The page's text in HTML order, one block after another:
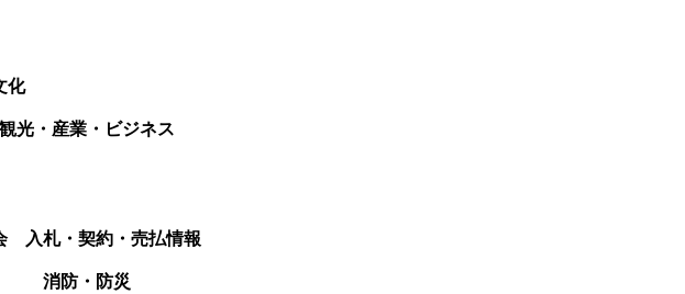
化
観光・産業・ビジネス
入札・契約・売払情報
消防・防災